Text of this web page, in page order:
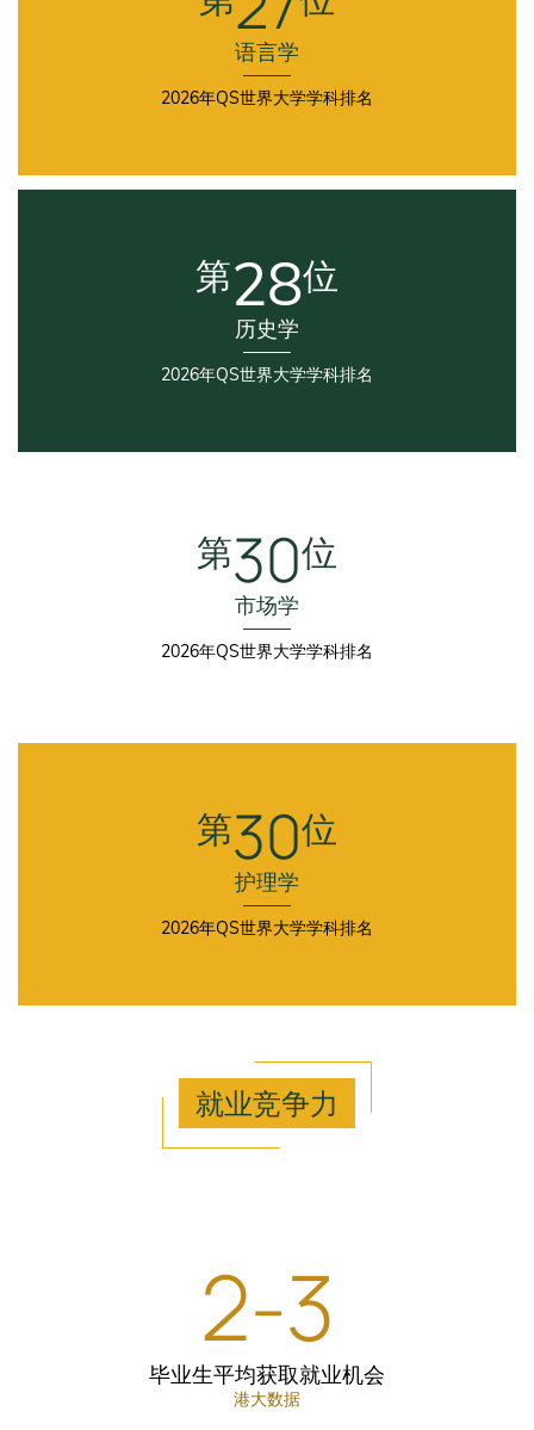
语言学
2026年QS世界大学学科排名
第28位
历史学
2026年QS世界大学学科排名
第30位
市场学
2026年QS世界大学学科排名
第30位
护理学
2026年QS世界大学学科排名
就业竞争力
2-3
毕业生平均获取就业机会
港大数据